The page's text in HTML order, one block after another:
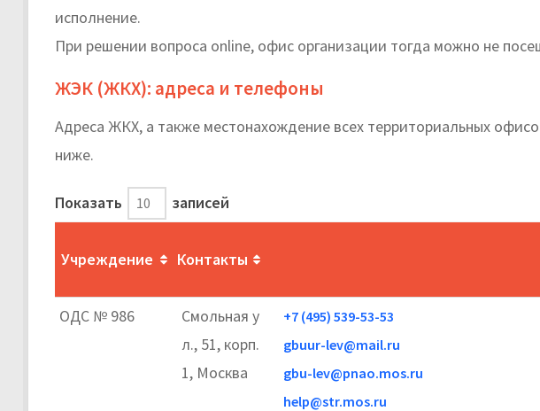
исполнение.
При решении вопроса online, офис организации тогда можно не
ЖЭК (ЖКХ): адреса и телефоны
Адреса ЖКХ, а также местонахождение всех территориальных
ниже.
Показать записей
Учреждение Контакты
ОДС № 986
Смольная у
л., 51, корп.
1, Москва
+7 (495) 539-53-53
gbuur-lev@mail.ru
gbu-lev@pnao.mos.ru
help@str.mos.ru